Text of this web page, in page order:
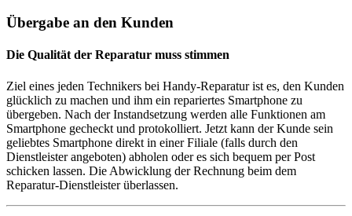
Übergabe an den Kunden
Die Qualität der Reparatur muss stimmen
Ziel eines jeden Technikers bei Handy-Reparatur ist es, den Kunden
glücklich zu machen und ihm ein repariertes Smartphone zu
übergeben. Nach der Instandsetzung werden alle Funktionen am
Smartphone gecheckt und protokolliert. Jetzt kann der Kunde sein
geliebtes Smartphone direkt in einer Filiale (falls durch den
Dienstleister angeboten) abholen oder es sich bequem per Post
schicken lassen. Die Abwicklung der Rechnung beim dem
Reparatur-Dienstleister überlassen.